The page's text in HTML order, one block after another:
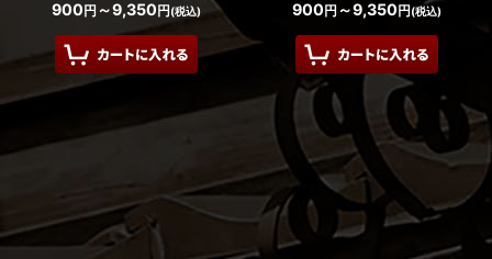
900円～9,350円(税込) 900円～9,350円(税込)